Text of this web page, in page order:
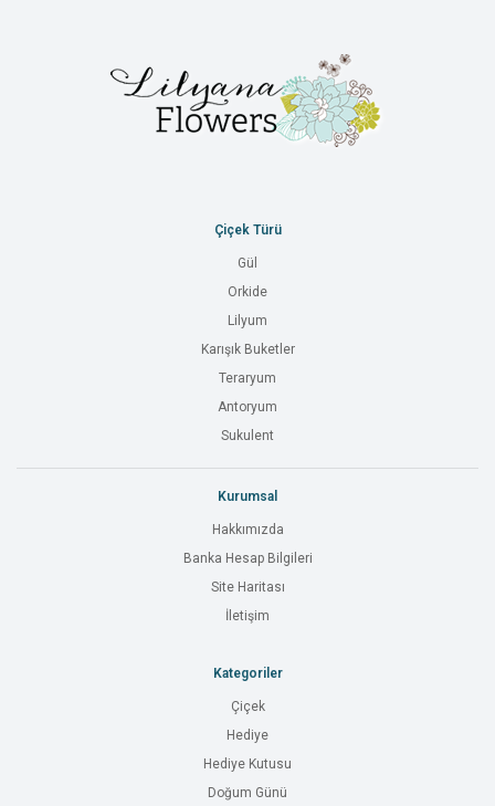
Çiçek Türü
Gül
Orkide
Lilyum
Karışık Buketler
Teraryum
Antoryum
Sukulent
Kurumsal
Hakkımızda
Banka Hesap Bilgileri
Site Haritası
İletişim
Kategoriler
Çiçek
Hediye
Hediye Kutusu
Doğum Günü